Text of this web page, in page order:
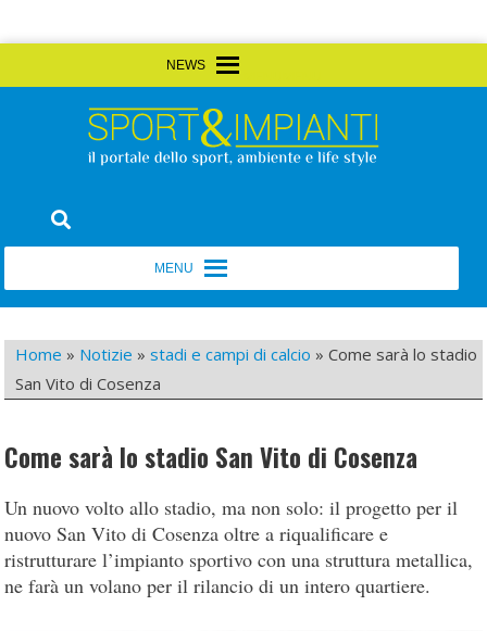
to
Sport&Impianti
Home » Notizie »stadi e campi di calcio »Come sarà lo stadio
San Vito di Cosenza
Come sarà lo stadio San Vito di Cosenza
Un nuovo volto allo stadio, ma non solo: il progetto per il
nuovo San Vito di Cosenza oltre a riqualificare e
ristrutturare l’impianto sportivo con una struttura metallica,
ne farà un volano per il rilancio di un intero quartiere.